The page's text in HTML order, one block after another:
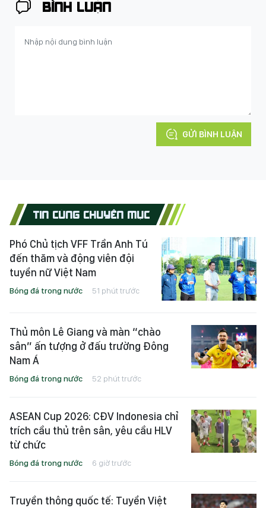
BÌNH LUẬN
GỬI BÌNH LUẬN
TIN CÙNG CHUYÊN MỤC
Phó Chủ tịch VFF Trần Anh Tú
đến thăm và động viên đội
tuyển nữ Việt Nam
Bóng đá trong nước 51 phút trước
Thủ môn Lê Giang và màn “chào
sân” ấn tượng ở đấu trường Đông
Nam Á
Bóng đá trong nước 52 phút trước
ASEAN Cup 2026: CĐV Indonesia chỉ
trích cầu thủ trên sân, yêu cầu HLV
từ chức
Bóng đá trong nước 6 giờ trước
Truyền thông quốc tế: Tuyển Việt